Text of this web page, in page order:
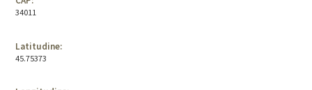
34011
Latitudine:
45.75373